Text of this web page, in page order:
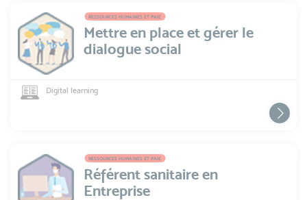
RESSOURCES HUMAINES ET PAIE
Mettre en place et gérer le
dialogue social
Digital learning
RESSOURCES HUMAINES ET PAIE
Référent sanitaire en
Entreprise